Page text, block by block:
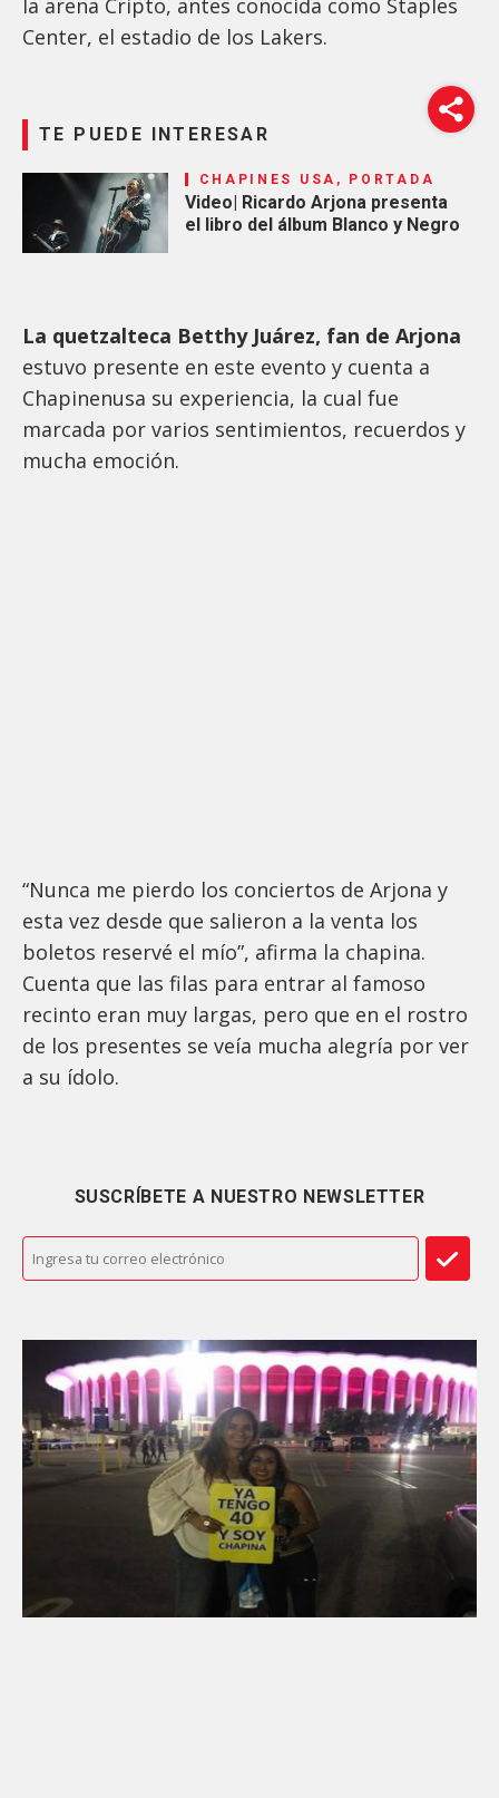
la arena Cripto, antes conocida como Staples
Center, el estadio de los Lakers.
TE PUEDE INTERESAR
CHAPINES USA, PORTADA
Video| Ricardo Arjona presenta
el libro del álbum Blanco y Negro
La quetzalteca Betthy Juárez, fan de Arjona
estuvo presente en este evento y cuenta a
Chapinenusa su experiencia, la cual fue
marcada por varios sentimientos, recuerdos y
mucha emoción.
“Nunca me pierdo los conciertos de Arjona y
esta vez desde que salieron a la venta los
boletos reservé el mío”, afirma la chapina.
Cuenta que las filas para entrar al famoso
recinto eran muy largas, pero que en el rostro
de los presentes se veía mucha alegría por ver
a su ídolo.
SUSCRÍBETE A NUESTRO NEWSLETTER